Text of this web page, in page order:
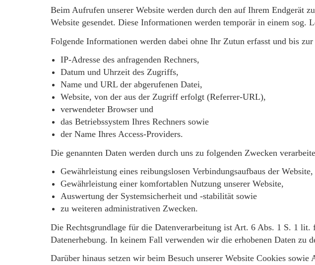
Beim Aufrufen unserer Website werden durch den auf Ihrem Endgerät
Website gesendet. Diese Informationen werden temporär in einem sog.
Folgende Informationen werden dabei ohne Ihr Zutun erfasst und bis
IP-Adresse des anfragenden Rechners,
Datum und Uhrzeit des Zugriffs,
Name und URL der abgerufenen Datei,
Website, von der aus der Zugriff erfolgt (Referrer-URL),
verwendeter Browser und
das Betriebssystem Ihres Rechners sowie
der Name Ihres Access-Providers.
Die genannten Daten werden durch uns zu folgenden Zwecken
Gewährleistung eines reibungslosen Verbindungsaufbaus der Website,
Gewährleistung einer komfortablen Nutzung unserer Website,
Auswertung der Systemsicherheit und -stabilität sowie
zu weiteren administrativen Zwecken.
Die Rechtsgrundlage für die Datenverarbeitung ist Art. 6 Abs. 1 S. 1
Datenerhebung. In keinem Fall verwenden wir die erhobenen Daten zu
Darüber hinaus setzen wir beim Besuch unserer Website Cookies